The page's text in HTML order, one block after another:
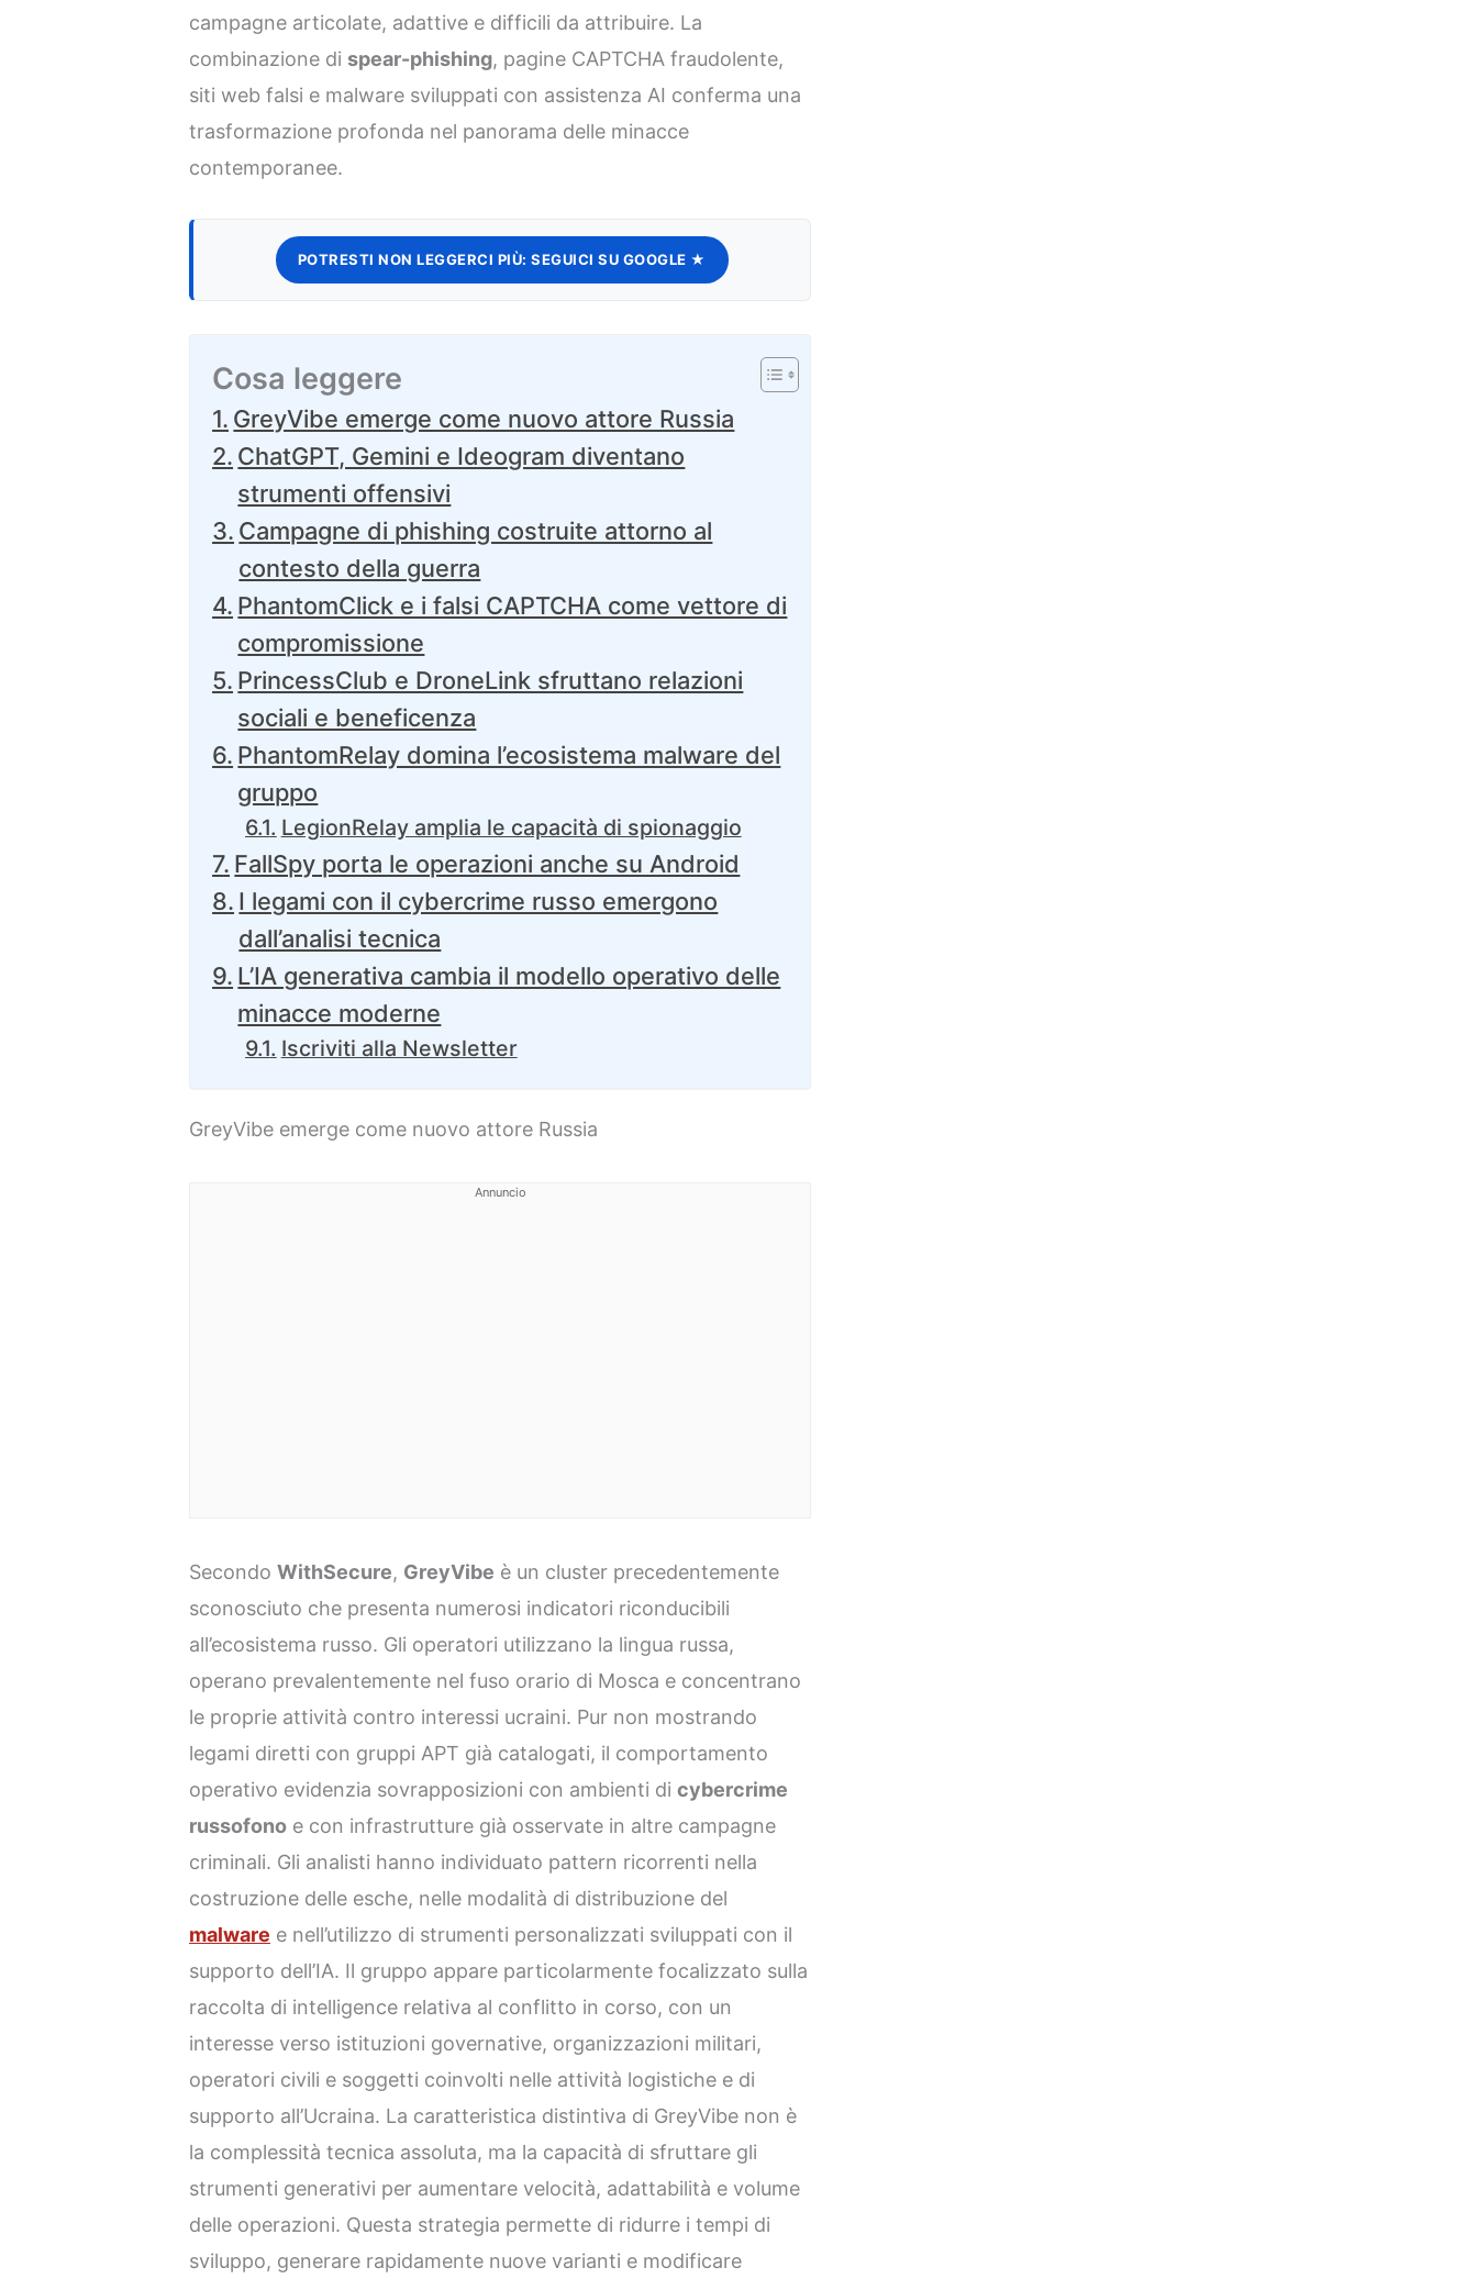
campagne articolate, adattive e difficili da attribuire. La
combinazione di spear-phishing, pagine CAPTCHA fraudolente,
siti web falsi e malware sviluppati con assistenza AI conferma una
trasformazione profonda nel panorama delle minacce
contemporanee.
POTRESTI NON LEGGERCI PIÙ: SEGUICI SU GOOGLE ★
Cosa leggere
GreyVibe emerge come nuovo attore Russia
ChatGPT, Gemini e Ideogram diventano
strumenti offensivi
Campagne di phishing costruite attorno al
contesto della guerra
PhantomClick e i falsi CAPTCHA come vettore di
compromissione
PrincessClub e DroneLink sfruttano relazioni
sociali e beneficenza
PhantomRelay domina l’ecosistema malware del
gruppo
LegionRelay amplia le capacità di spionaggio
FallSpy porta le operazioni anche su Android
I legami con il cybercrime russo emergono
dall’analisi tecnica
L’IA generativa cambia il modello operativo delle
minacce moderne
Iscriviti alla Newsletter
GreyVibe emerge come nuovo attore Russia
Annuncio
SecondoWithSecure, GreyVibe è un cluster precedentemente
sconosciuto che presenta numerosi indicatori riconducibili
all’ecosistema russo. Gli operatori utilizzano la lingua russa,
operano prevalentemente nel fuso orario di Mosca e concentrano
le proprie attività contro interessi ucraini. Pur non mostrando
legami diretti con gruppi APT già catalogati, il comportamento
operativo evidenzia sovrapposizioni con ambienti dicybercrime
russofono e con infrastrutture già osservate in altre campagne
criminali. Gli analisti hanno individuato pattern ricorrenti nella
costruzione delle esche, nelle modalità di distribuzione del
malware e nell’utilizzo di strumenti personalizzati sviluppati con il
supporto dell’IA. Il gruppo appare particolarmente focalizzato sulla
raccolta di intelligence relativa al conflitto in corso, con un
interesse verso istituzioni governative, organizzazioni militari,
operatori civili e soggetti coinvolti nelle attività logistiche e di
supporto all’Ucraina. La caratteristica distintiva di GreyVibe non è
la complessità tecnica assoluta, ma la capacità di sfruttare gli
strumenti generativi per aumentare velocità, adattabilità e volume
delle operazioni. Questa strategia permette di ridurre i tempi di
sviluppo, generare rapidamente nuove varianti e modificare